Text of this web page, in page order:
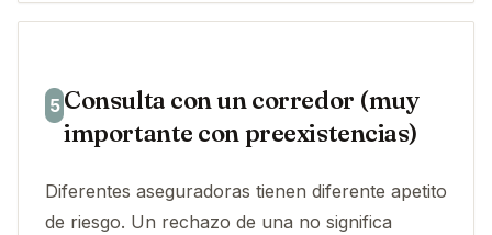
5 Consulta con un corredor (muy
importante con preexistencias)
Diferentes aseguradoras tienen diferente apetito
de riesgo. Un rechazo de una no significa